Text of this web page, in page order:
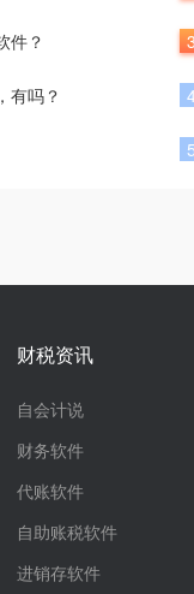
件？
有吗？
财税资讯
自会计说
财务软件
代账软件
自助账税软件
进销存软件